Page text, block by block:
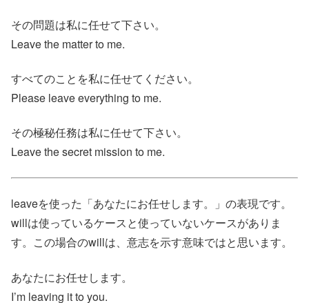
その問題は私に任せて下さい。
Leave the matter to me.
すべてのことを私に任せてください。
Please leave everything to me.
その極秘任務は私に任せて下さい。
Leave the secret mission to me.
leaveを使った「あなたにお任せします。」の表現です。
willは使っているケースと使っていないケースがありま
す。この場合のwillは、意志を示す意味ではと思います。
あなたにお任せします。
I’m leaving it to you.